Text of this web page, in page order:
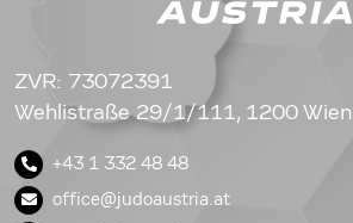
ZVR: 73072391
Wehlistraße 29/1/111, 1200 Wien
+43 1 332 48 48
office@judoaustria.at